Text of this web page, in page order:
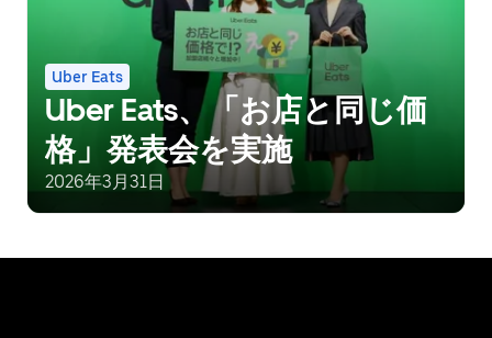
Uber Eats
Uber Eats、「お店と同じ価
格」発表会を実施
2026年3月31日